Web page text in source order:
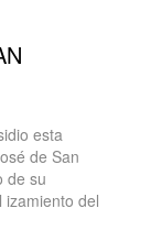
esta
de San
de su
izamiento del